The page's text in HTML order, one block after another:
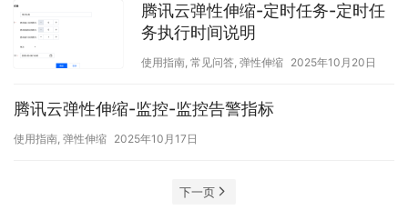
腾讯云弹性伸缩-定时任务-定时任
务执行时间说明
使用指南, 常见问答, 弹性伸缩 2025年10月20日
腾讯云弹性伸缩-监控-监控告警指标
使用指南, 弹性伸缩 2025年10月17日
下一页